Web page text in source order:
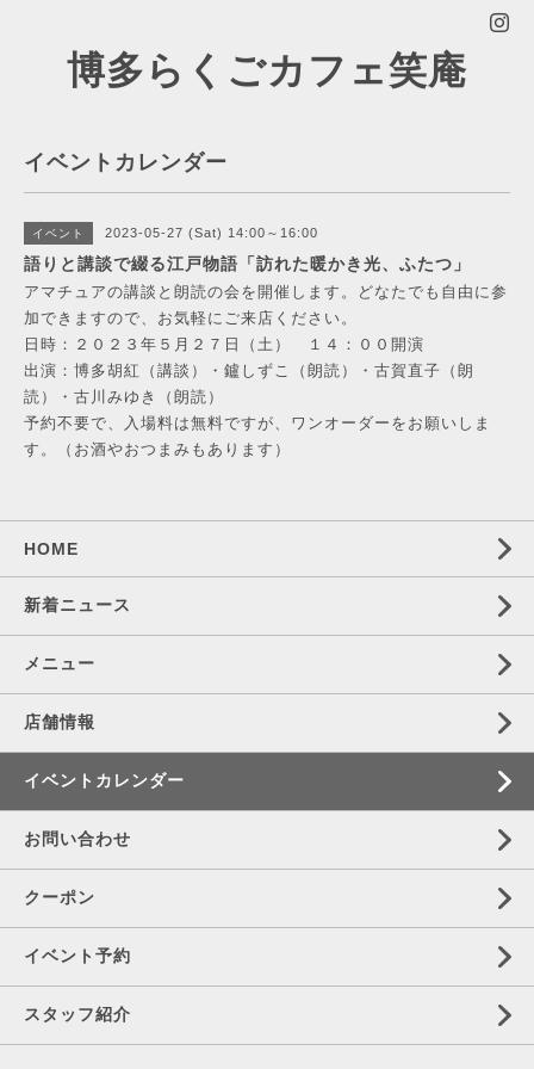
博多らくごカフェ笑庵
イベントカレンダー
イベント 2023-05-27 (Sat) 14:00～16:00
語りと講談で綴る江戸物語「訪れた暖かき光、ふたつ」
アマチュアの講談と朗読の会を開催します。どなたでも自由に参
加できますので、お気軽にご来店ください。
日時：２０２３年５月２７日（土） １４：００開演
出演：博多胡紅（講談）・鑪しずこ（朗読）・古賀直子（朗
読）・古川みゆき（朗読）
予約不要で、入場料は無料ですが、ワンオーダーをお願いしま
す。（お酒やおつまみもあります）
HOME
新着ニュース
メニュー
店舗情報
イベントカレンダー
お問い合わせ
クーポン
イベント予約
スタッフ紹介